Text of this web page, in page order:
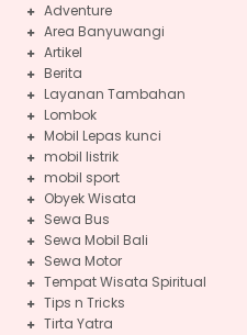
Adventure
Area Banyuwangi
Artikel
Berita
Layanan Tambahan
Lombok
Mobil Lepas kunci
mobil listrik
mobil sport
Obyek Wisata
Sewa Bus
Sewa Mobil Bali
Sewa Motor
Tempat Wisata Spiritual
Tips n Tricks
Tirta Yatra